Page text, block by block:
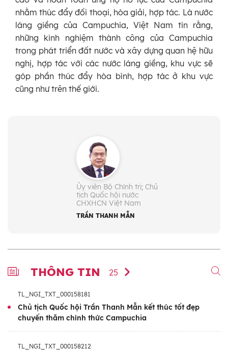
nhằm thúc đẩy đối thoại, hòa giải, hợp tác. Là nước
láng giềng của Campuchia, Việt Nam tin rằng,
những kinh nghiệm thành công của Campuchia
trong phát triển đất nước và xây dựng quan hệ hữu
nghị, hợp tác với các nước láng giềng, khu vực sẽ
góp phần thúc đẩy hòa bình, hợp tác ở khu vực
cũng như trên thế giới.
Ủy viên Bộ Chính trị; Chủ
tịch Quốc hội nước
CHXHCN Việt Nam
TRẦN THANH MẪN
THÔNG TIN 25
TL_NGI_TXT_000158181
Chủ tịch Quốc hội Trần Thanh Mẫn kết thúc tốt đẹp
chuyến thăm chính thức Campuchia
TL_NGI_TXT_000158212